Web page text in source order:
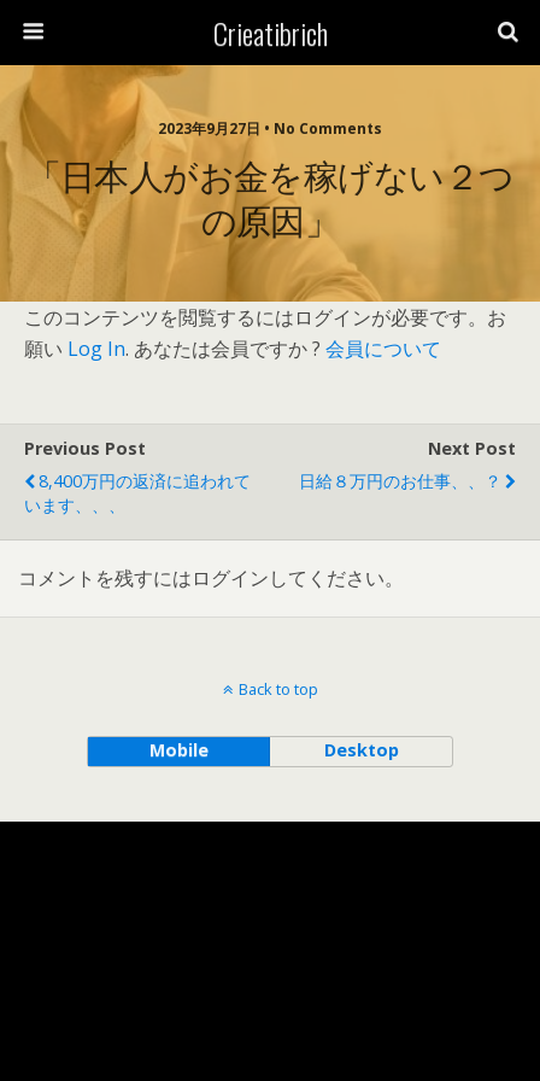
Crieatibrich
2023年9月27日 • No Comments
「日本人がお金を稼げない２つ
の原因」
このコンテンツを閲覧するにはログインが必要です。お
願い Log In. あなたは会員ですか ? 会員について
Previous Post
8,400万円の返済に追われて
います、、、
Next Post
日給８万円のお仕事、、？
コメントを残すにはログインしてください。
Back to top
Mobile Desktop